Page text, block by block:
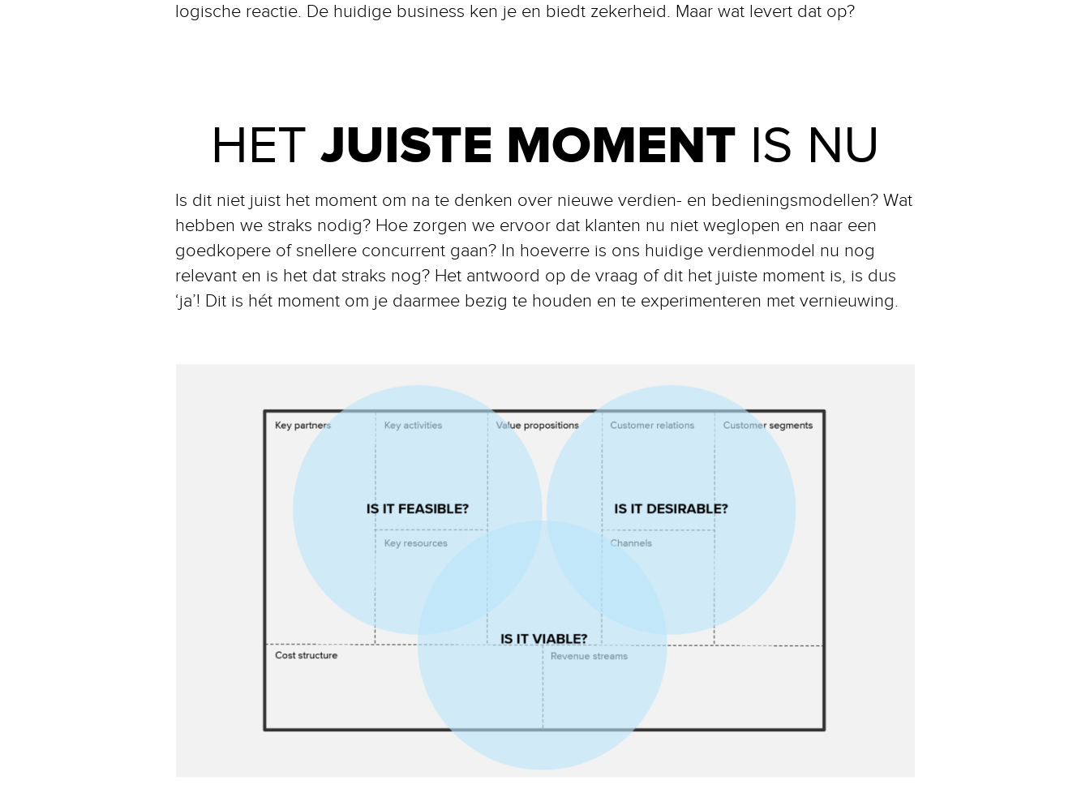
logische reactie. De huidige business ken je en biedt zekerheid. Maar wat levert dat op?
HET JUISTE MOMENT IS NU
Is dit niet juist het moment om na te denken over nieuwe verdien- en bedieningsmodellen? Wat
hebben we straks nodig? Hoe zorgen we ervoor dat klanten nu niet weglopen en naar een
goedkopere of snellere concurrent gaan? In hoeverre is ons huidige verdienmodel nu nog
relevant en is het dat straks nog? Het antwoord op de vraag of dit het juiste moment is, is dus
‘ja’! Dit is hét moment om je daarmee bezig te houden en te experimenteren met vernieuwing.